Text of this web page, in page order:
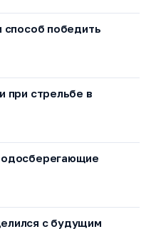
способ победить
при стрельбе в
с будущим